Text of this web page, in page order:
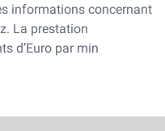
informations concernant
La prestation
d’Euro par min